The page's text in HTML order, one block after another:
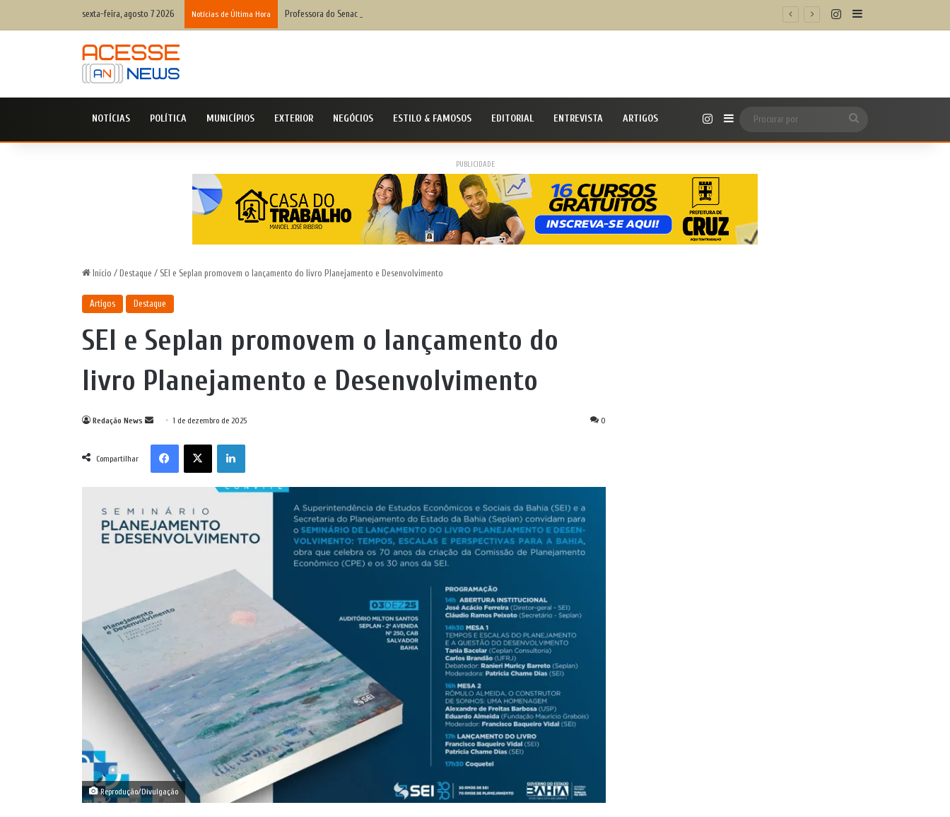
sexta-feira, agosto 7 2026 Notícias de Última Hora Professora do Senac no MS mostra como tecnologia e metodologias ativas mudam o ensino profissional InstagramBarra Lateral
NOTÍCIAS POLÍTICA MUNICÍPIOS EXTERIOR NEGÓCIOS ESTILO & FAMOSOS EDITORIAL ENTREVISTA ARTIGOS InstagramBarra Lateral
por
PUBLICIDADE
Início / Destaque / SEI e Seplan promovem o lançamento do livro Planejamento e Desenvolvimento
Artigos Destaque
SEI e Seplan promovem o lançamento do
livro Planejamento e Desenvolvimento
Redação News
Mande
mail
1 de dezembro de 2025 0
Compartilhar
FacebookX Linkedin
Reprodução/Divulgação